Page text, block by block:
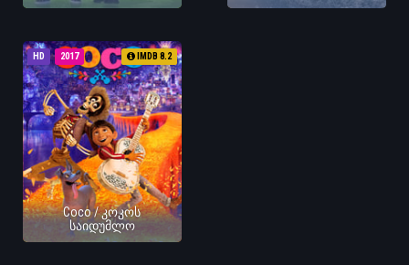
HD 2017 IMDB 8.2
Coco / კოკოს
საიდუმლო